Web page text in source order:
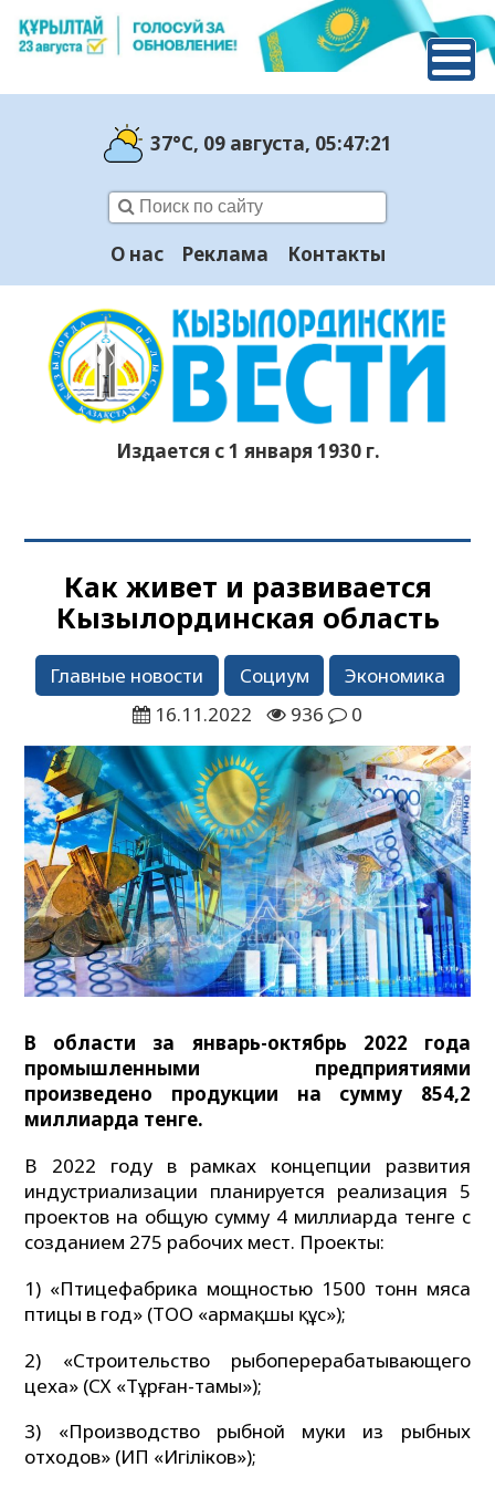
37°C, 09 августа, 05:47:23
О нас Реклама Контакты
Издается с 1 января 1930 г.
Как живет и развивается
Кызылординская область
Главные новости Социум
Экономика
16.11.2022
936 0
В области за январь-октябрь 2022 года
промышленными предприятиями
произведено продукции на сумму 854,2
миллиарда тенге.
В 2022 году в рамках концепции развития
индустриализации планируется реализация 5
проектов на общую сумму 4 миллиарда тенге с
созданием 275 рабочих мест. Проекты:
1) «Птицефабрика мощностью 1500 тонн мяса
птицы в год» (ТОО «Қармақшы құс»);
2) «Строительство рыбоперерабатывающего
цеха» (СХ «Тұрған-тамы»);
3) «Производство рыбной муки из рыбных
отходов» (ИП «Игіліков»);